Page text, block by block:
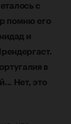
с
помню его
и
в
Нет, это